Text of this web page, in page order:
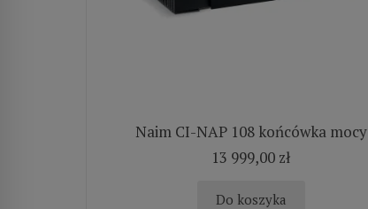
Naim CI-NAP 108 końcówka mocy
13 999,00 zł
Do koszyka